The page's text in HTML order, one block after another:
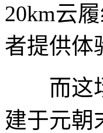
20km云
者提供体
而这场
建于元朝